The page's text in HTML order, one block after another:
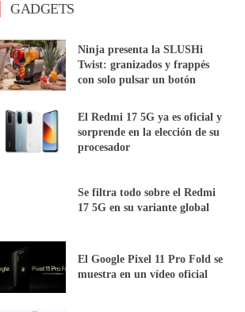
GADGETS
Ninja presenta la SLUSHi
Twist: granizados y frappés
con solo pulsar un botón
El Redmi 17 5G ya es oficial y
sorprende en la elección de su
procesador
Se filtra todo sobre el Redmi
17 5G en su variante global
El Google Pixel 11 Pro Fold se
muestra en un vídeo oficial